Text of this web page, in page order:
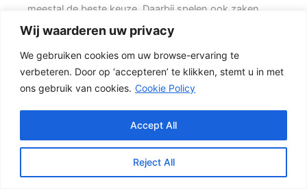
Wij waarderen uw privacy
We gebruiken cookies om uw browse-ervaring te
verbeteren. Door op ‘accepteren’ te klikken, stemt u in met
ons gebruik van cookies. Cookie Policy
Reject All
Accept All
meestal de beste keuze. Daarbij spelen ook zaken
mee zoals windbelasting, hoogteverschillen,
grondsoort, erfgrens en de bereikbaarheid van de
tuin.
Schutting kiezen op basis van uitstraling en gebruik
meest gekozen oplossing. {Het beton zorgt voor een
sterke basis, terwijl de houten delen zorgen voor een
natuurlijke uitstraling.} Het resultaat is een stevige